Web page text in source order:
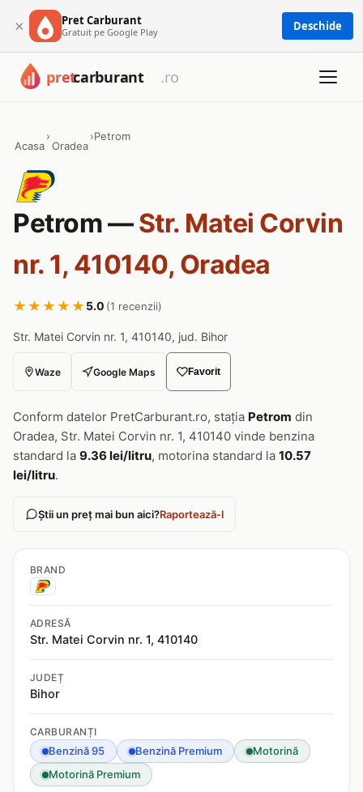
× Pret Carburant
Gratuit pe Google Play Deschide
Acasa
›
Oradea
›Petrom
Petrom —Str. Matei Corvin
nr. 1, 410140, Oradea
★★★★★ 5.0 (1 recenzii)
Str. Matei Corvin nr. 1, 410140, jud. Bihor
Waze Google Maps Favorit
Conform datelor PretCarburant.ro, stația Petrom din
Oradea, Str. Matei Corvin nr. 1, 410140 vinde benzina
standard la 9.36 lei/litru, motorina standard la 10.57
lei/litru.
Știi un preț mai bun aici?Raportează-l
BRAND
ADRESĂ
Str. Matei Corvin nr. 1, 410140
JUDEȚ
Bihor
CARBURANȚI
Benzină 95 Benzină Premium
Motorină
Motorină Premium